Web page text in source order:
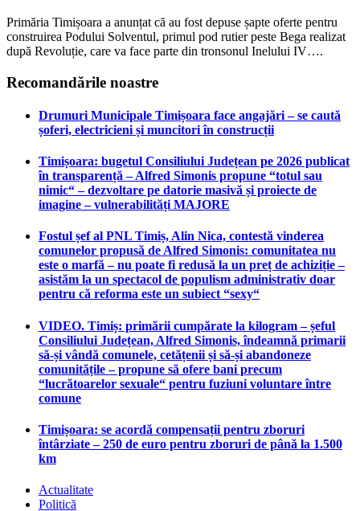
Primăria Timișoara a anunțat că au fost depuse șapte oferte pentru
construirea Podului Solventul, primul pod rutier peste Bega realizat
după Revoluție, care va face parte din tronsonul Inelului IV….
Recomandările noastre
Drumuri Municipale Timișoara face angajări – se caută
șoferi, electricieni și muncitori în construcții
Timișoara: bugetul Consiliului Județean pe 2026 publicat
în transparență – Alfred Simonis propune “totul sau
nimic“ – dezvoltare pe datorie masivă și proiecte de
imagine – vulnerabilități MAJORE
Fostul șef al PNL Timiș, Alin Nica, contestă vinderea
comunelor propusă de Alfred Simonis: comunitatea nu
este o marfă – nu poate fi redusă la un preț de achiziție –
asistăm la un spectacol de populism administrativ doar
pentru că reforma este un subiect “sexy“
VIDEO. Timiș: primării cumpărate la kilogram – șeful
Consiliului Județean, Alfred Simonis, îndeamnă primarii
să-și vândă comunele, cetățenii și să-și abandoneze
comunitățile – propune să ofere bani precum
“lucrătoarelor sexuale“ pentru fuziuni voluntare între
comune
Timișoara: se acordă compensații pentru zboruri
întârziate – 250 de euro pentru zboruri de până la 1.500
km
Actualitate
Politică